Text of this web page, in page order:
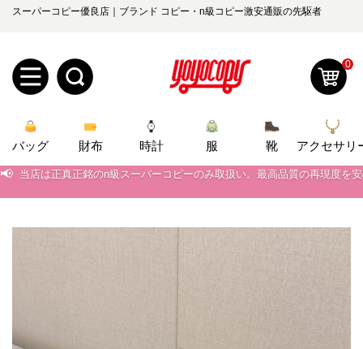
スーパーコピー優良店｜ブランド コピー・n級コピー激安通販の先駆者
規
ユ
ロ
グ
ダ
知
0
バッグ 財布 時計 服 靴 アクセサリ
📢 当店は正真正銘のn級スーパーコピーのみ取扱い。最高品質の再現度を